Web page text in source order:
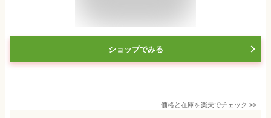
ショップでみる
価格と在庫を楽天でチェック >>